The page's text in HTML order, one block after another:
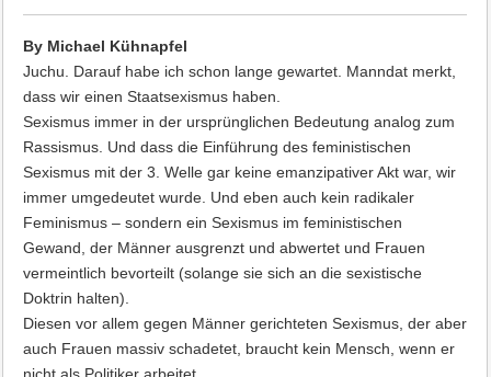
By Michael Kühnapfel
Juchu. Darauf habe ich schon lange gewartet. Manndat merkt,
dass wir einen Staatsexismus haben.
Sexismus immer in der ursprünglichen Bedeutung analog zum
Rassismus. Und dass die Einführung des feministischen
Sexismus mit der 3. Welle gar keine emanzipativer Akt war, wir
immer umgedeutet wurde. Und eben auch kein radikaler
Feminismus – sondern ein Sexismus im feministischen
Gewand, der Männer ausgrenzt und abwertet und Frauen
vermeintlich bevorteilt (solange sie sich an die sexistische
Doktrin halten).
Diesen vor allem gegen Männer gerichteten Sexismus, der aber
auch Frauen massiv schadetet, braucht kein Mensch, wenn er